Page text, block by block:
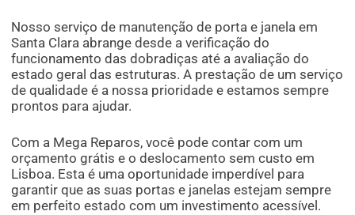
Nosso serviço de manutenção de porta e janela em
Santa Clara abrange desde a verificação do
funcionamento das dobradiças até a avaliação do
estado geral das estruturas. A prestação de um serviço
de qualidade é a nossa prioridade e estamos sempre
prontos para ajudar.
Com a Mega Reparos, você pode contar com um
orçamento grátis e o deslocamento sem custo em
Lisboa. Esta é uma oportunidade imperdível para
garantir que as suas portas e janelas estejam sempre
em perfeito estado com um investimento acessível.